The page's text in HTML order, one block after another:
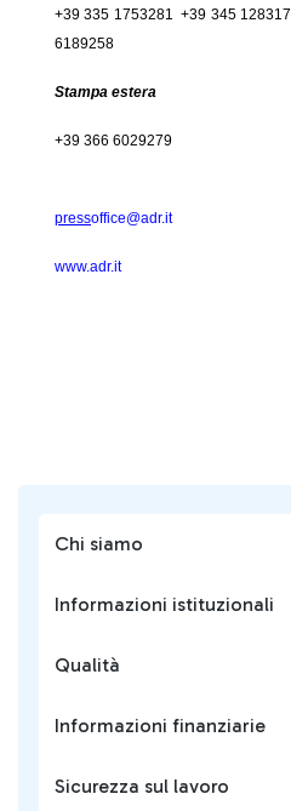
Chi siamo
Informazioni istituzionali
Qualità
Informazioni finanziarie
Sicurezza sul lavoro
+39 335 1753281 +39 345
6189258
Stampa estera
+39 366 6029279
pressoffice@adr.it
www.adr.it